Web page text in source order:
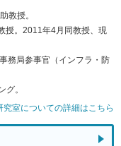
教授。
授。2011年4月同教授、現
務局参事官（インフラ・防
グ。
室についての詳細はこちら